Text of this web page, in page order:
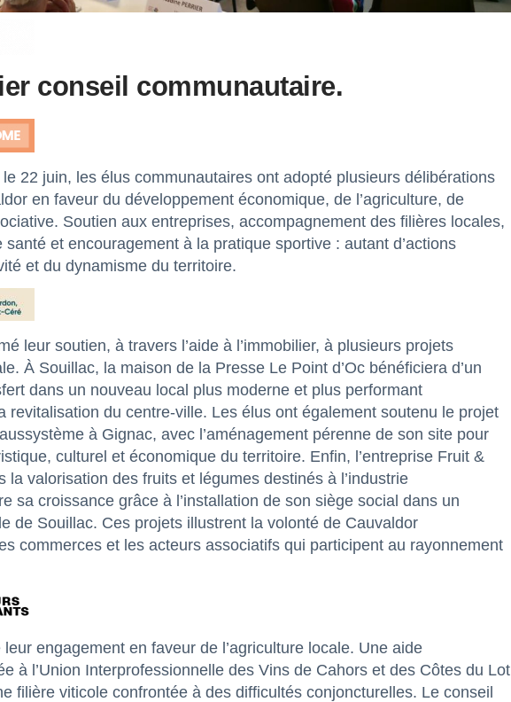
conseil communautaire.
22 juin, les élus communautaires ont adopté plusieurs délibérations
en faveur du développement économique, de l’agriculture, de
Soutien aux entreprises, accompagnement des filières locales,
et encouragement à la pratique sportive : autant d’actions
et du dynamisme du territoire.
leur soutien, à travers l’aide à l’immobilier, à plusieurs projets
À Souillac, la maison de la Presse Le Point d’Oc bénéficiera d’un
dans un nouveau local plus moderne et plus performant
revitalisation du centre-ville. Les élus ont également soutenu le projet
à Gignac, avec l’aménagement pérenne de son site pour
culturel et économique du territoire. Enfin, l’entreprise Fruit &
la valorisation des fruits et légumes destinés à l’industrie
sa croissance grâce à l’installation de son siège social dans un
de Souillac. Ces projets illustrent la volonté de Cauvaldor
commerces et les acteurs associatifs qui participent au rayonnement
engagement en faveur de l’agriculture locale. Une aide
à l’Union Interprofessionnelle des Vins de Cahors et des Côtes du Lot
filière viticole confrontée à des difficultés conjoncturelles. Le conseil